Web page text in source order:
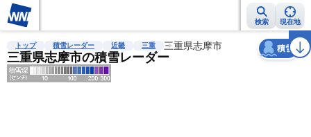
検索 現在地
雨雲レーダー 台風情報 地震情報 警報・注意報 2週間天気 ラ
トップ 積雪レーダー 近畿 三重 三重県志摩市
三重県志摩市の積雪レーダー
積雪
天気 台風